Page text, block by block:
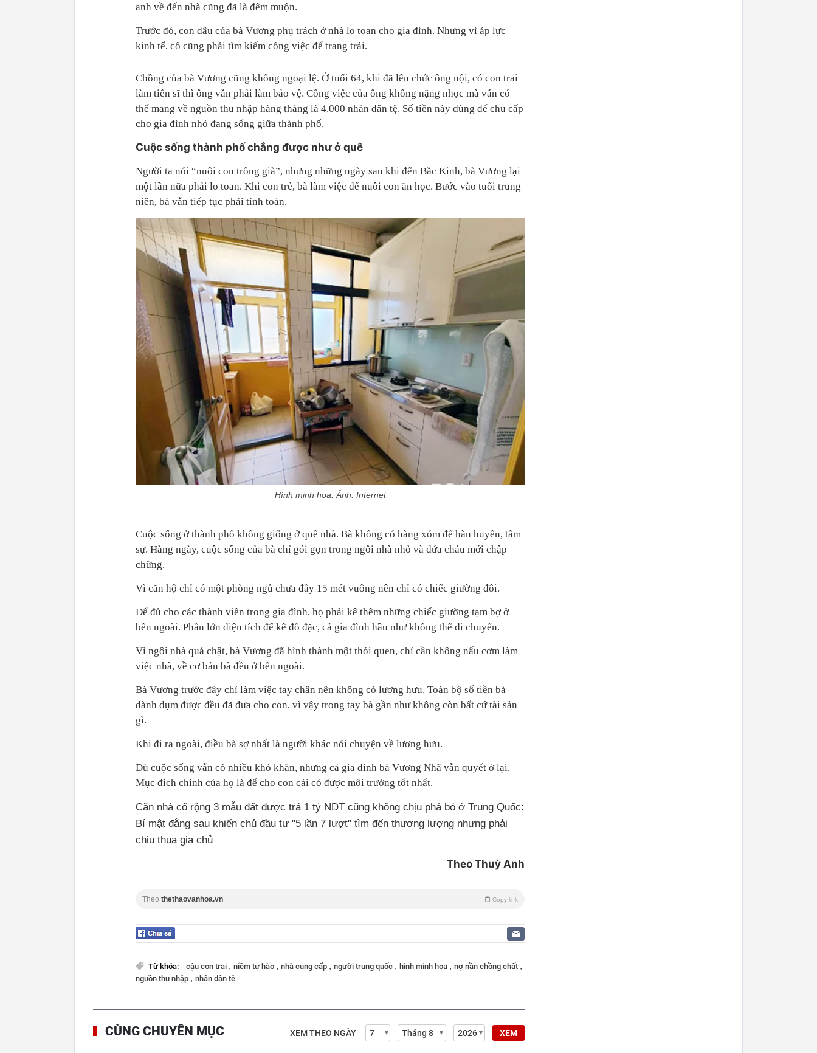
anh về đến nhà cũng đã là đêm muộn.
Trước đó, con dâu của bà Vương phụ trách ở nhà lo toan cho gia đình. Nhưng vì áp lực
kinh tế, cô cũng phải tìm kiếm công việc để trang trải.
Chồng của bà Vương cũng không ngoại lệ. Ở tuổi 64, khi đã lên chức ông nội, có con trai
làm tiến sĩ thì ông vẫn phải làm bảo vệ. Công việc của ông không nặng nhọc mà vẫn có
thể mang về nguồn thu nhập hàng tháng là 4.000 nhân dân tệ. Số tiền này dùng để chu cấp
cho gia đình nhỏ đang sống giữa thành phố.
Cuộc sống thành phố chẳng được như ở quê
Người ta nói “nuôi con trông già”, nhưng những ngày sau khi đến Bắc Kinh, bà Vương lại
một lần nữa phải lo toan. Khi con trẻ, bà làm việc để nuôi con ăn học. Bước vào tuổi trung
niên, bà vẫn tiếp tục phải tính toán.
Hình minh họa. Ảnh: Internet
Cuộc sống ở thành phố không giống ở quê nhà. Bà không có hàng xóm để hàn huyên, tâm
sự. Hàng ngày, cuộc sống của bà chỉ gói gọn trong ngôi nhà nhỏ và đứa cháu mới chập
chững.
Vì căn hộ chỉ có một phòng ngủ chưa đầy 15 mét vuông nên chỉ có chiếc giường đôi.
Để đủ cho các thành viên trong gia đình, họ phải kê thêm những chiếc giường tạm bợ ở
bên ngoài. Phần lớn diện tích để kê đồ đặc, cả gia đình hầu như không thể di chuyển.
Vì ngôi nhà quá chật, bà Vương đã hình thành một thói quen, chỉ cần không nấu cơm làm
việc nhà, về cơ bản bà đều ở bên ngoài.
Bà Vương trước đây chỉ làm việc tay chân nên không có lương hưu. Toàn bộ số tiền bà
dành dụm được đều đã đưa cho con, vì vậy trong tay bà gần như không còn bất cứ tài sản
gì.
Khi đi ra ngoài, điều bà sợ nhất là người khác nói chuyện về lương hưu.
Dù cuộc sống vẫn có nhiều khó khăn, nhưng cả gia đình bà Vương Nhã vẫn quyết ở lại.
Mục đích chính của họ là để cho con cái có được môi trường tốt nhất.
Căn nhà cổ rộng 3 mẫu đất được trả 1 tỷ NDT cũng không chịu phá bỏ ở Trung Quốc:
Bí mật đằng sau khiến chủ đầu tư "5 lần 7 lượt" tìm đến thương lượng nhưng phải
chịu thua gia chủ
Theo Thuỳ Anh
Theo thethaovanhoa.vn Copy link
Từ khóa: cậu con trai , niềm tự hào , nhà cung cấp , người trung quốc , hình minh họa , nợ nần chồng chất ,
nguồn thu nhập , nhân dân tệ
CÙNG CHUYÊN MỤC XEM THEO NGÀY XEM